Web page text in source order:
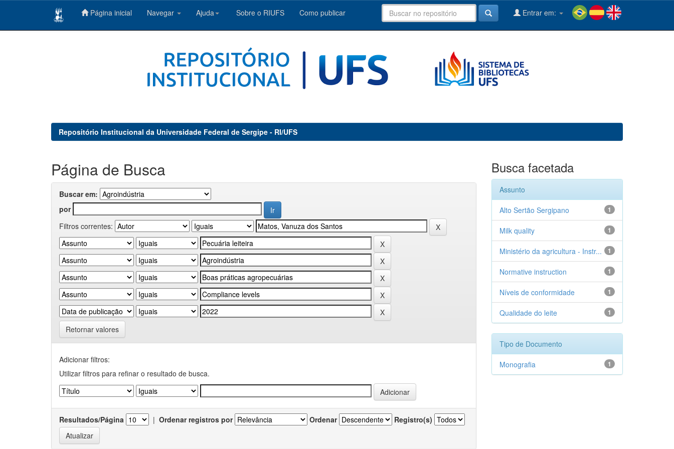
Página inicial Navegar Ajuda Sobre o RIUFS Como publicar Entrar em:
Repositório Institucional da Universidade Federal de Sergipe - RI/UFS
Página de Busca
Buscar em:
por
Filtros correntes:
Retornar valores
Adicionar filtros:
Utilizar filtros para refinar o resultado de busca.
Resultados/Página | Ordenar registros por Ordenar Registro(s)
Busca facetada
Assunto
1
Alto Sertão Sergipano
1
Milk quality
1
Ministério da agricultura - Instr...
1
Normative instruction
1
Níveis de conformidade
1
Qualidade do leite
Tipo de Documento
1
Monografia